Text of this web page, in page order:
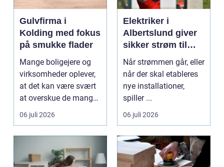
Gulvfirma i
Kolding med fokus
på smukke flader
Mange boligejere og
virksomheder oplever,
at det kan være svært
at overskue de mange
gul...
06 juli 2026
Elektriker i
Albertslund giver
sikker strøm til
danske boliger
Når strømmen går, eller
når der skal etableres
nye installationer,
spiller ...
06 juli 2026